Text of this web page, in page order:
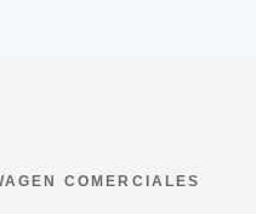
COMERCIALES